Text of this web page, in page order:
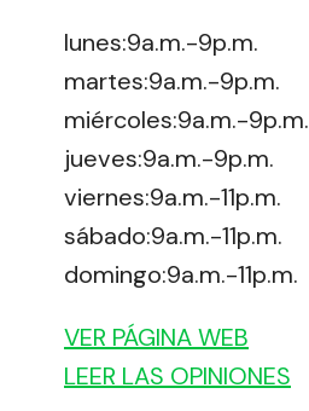
lunes:9a.m.-9p.m.
martes:9a.m.-9p.m.
miércoles:9a.m.-9p.m.
jueves:9a.m.-9p.m.
viernes:9a.m.-11p.m.
sábado:9a.m.-11p.m.
domingo:9a.m.-11p.m.
VER PÁGINA WEB
LEER LAS OPINIONES